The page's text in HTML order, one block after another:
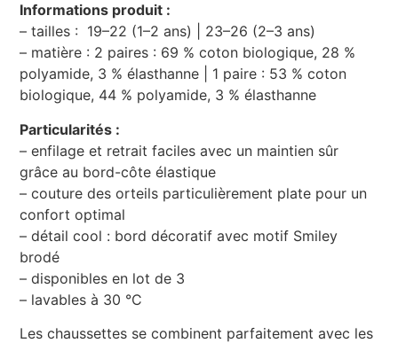
Informations produit :
– tailles : 19–22 (1–2 ans) | 23–26 (2–3 ans)
– matière : 2 paires : 69 % coton biologique, 28 %
polyamide, 3 % élasthanne | 1 paire : 53 % coton
biologique, 44 % polyamide, 3 % élasthanne
Particularités :
– enfilage et retrait faciles avec un maintien sûr
grâce au bord-côte élastique
– couture des orteils particulièrement plate pour un
confort optimal
– détail cool : bord décoratif avec motif Smiley
brodé
– disponibles en lot de 3
– lavables à 30 °C
Les chaussettes se combinent parfaitement avec les